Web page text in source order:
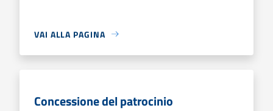
VAI ALLA PAGINA
Concessione del patrocinio